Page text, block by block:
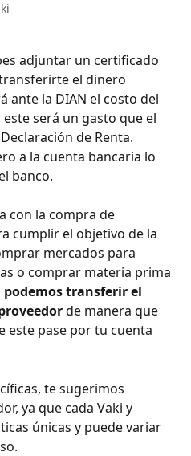
adjuntar un certificado
el dinero
ante la DIAN el costo del
será un gasto que el
de Renta.
a la cuenta bancaria lo
banco.
con la compra de
cumplir el objetivo de la
mercados para
o comprar materia prima
podemos transferir el
de manera que
este pase por tu cuenta
te sugerimos
ya que cada Vaki y
únicas y puede variar